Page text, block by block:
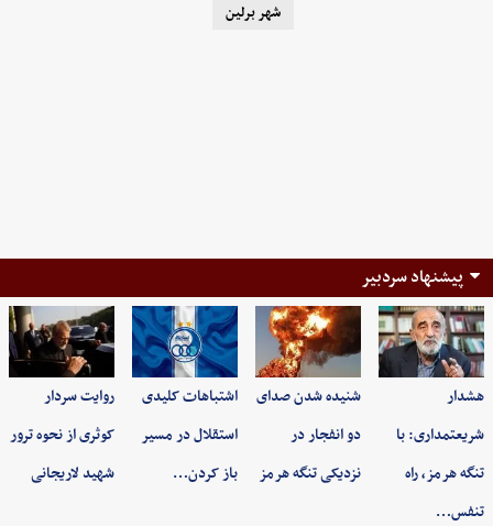
شهر برلین
پیشنهاد سردبیر
هشدار
شریعتمداری: با
تنگه هرمز، راه
تنفس…
شنیده شدن صدای
دو انفجار در
نزدیکی تنگه هرمز
اشتباهات کلیدی
استقلال در مسیر
باز کردن…
روایت سردار
کوثری از نحوه ترور
شهید لاریجانی